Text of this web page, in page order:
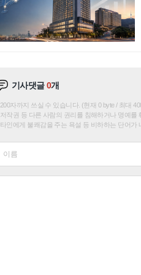
기사댓글0개
200자까지 쓰실 수 있습니다. (현재 0 byte / 최대
저작권 등 다른 사람의 권리를 침해하거나 명예를
타인에게 불쾌감을 주는 욕설 등 비하하는 단어